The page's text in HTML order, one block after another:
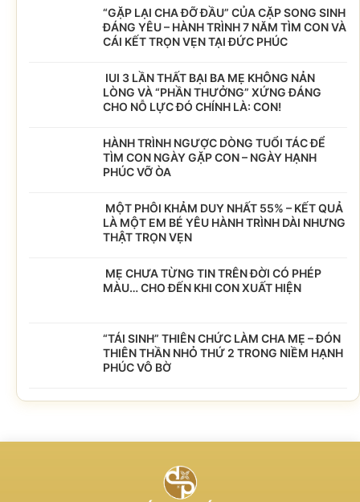
️“GẶP LẠI CHA ĐỠ ĐẦU” CỦA CẶP SONG SINH
ĐÁNG YÊU – HÀNH TRÌNH 7 NĂM TÌM CON VÀ
CÁI KẾT TRỌN VẸN TẠI ĐỨC PHÚC
IUI 3 LẦN THẤT BẠI BA MẸ KHÔNG NẢN
LÒNG VÀ “PHẦN THƯỞNG” XỨNG ĐÁNG
CHO NỖ LỰC ĐÓ CHÍNH LÀ: CON!
HÀNH TRÌNH NGƯỢC DÒNG TUỔI TÁC ĐỂ
TÌM CON NGÀY GẶP CON – NGÀY HẠNH
PHÚC VỠ ÒA
MỘT PHÔI KHẢM DUY NHẤT 55% – KẾT QUẢ
LÀ MỘT EM BÉ YÊU HÀNH TRÌNH DÀI NHƯNG
THẬT TRỌN VẸN
MẸ CHƯA TỪNG TIN TRÊN ĐỜI CÓ PHÉP
MÀU… CHO ĐẾN KHI CON XUẤT HIỆN
“TÁI SINH” THIÊN CHỨC LÀM CHA MẸ – ĐÓN
THIÊN THẦN NHỎ THỨ 2 TRONG NIỀM HẠNH
PHÚC VÔ BỜ